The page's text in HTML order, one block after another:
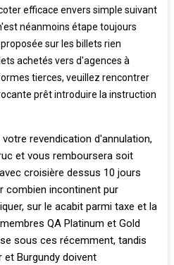
efficace envers simple suivant
néanmoins étape toujours
sur les billets rien
achetés vers d'agences à
tierces, veuillez rencontrer
prêt introduire la instruction
revendication d'annulation,
et vous remboursera soit
croisière dessus 10 jours
combien incontinent pur
sur le acabit parmi taxe et la
QA Platinum et Gold
sous ces récemment, tandis
Burgundy doivent